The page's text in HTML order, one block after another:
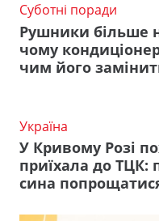
Суботні поради
Рушники більше
чому
чим його
Україна
У Кривому Розі
приїхала до ТЦК:
сина